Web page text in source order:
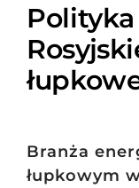
Branża
łupkowym